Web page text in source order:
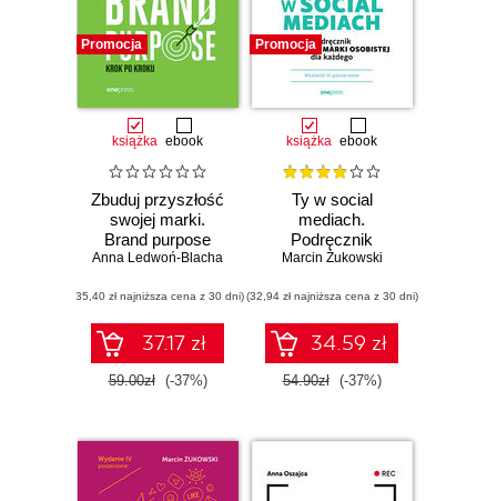
Promocja
książka ebook
Zbuduj przyszłość
swojej marki.
Brand purpose
krok po kroku
Anna Ledwoń-Blacha
(35,40 zł najniższa cena z 30 dni)
37.17 zł
59.00zł (-37%)
Promocja
książka ebook
Ty w social
mediach.
Podręcznik
budowania marki
każdego. Wydanie
III poszerzone
Marcin Żukowski
(32,94 zł najniższa cena z 30 dni)
34.59 zł
54.90zł (-37%)